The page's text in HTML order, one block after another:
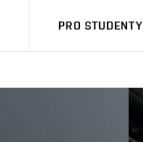
PRO STUDENTY